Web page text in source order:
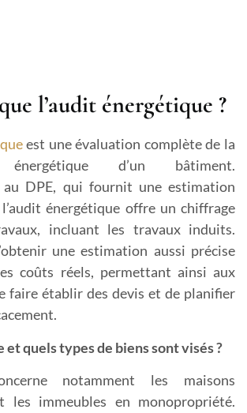
l’audit énergétique ?
est une évaluation complète de la
énergétique d’un bâtiment.
au DPE, qui fournit une estimation
énergétique offre un chiffrage
incluant les travaux induits.
une estimation aussi précise
coûts réels, permettant ainsi aux
faire établir des devis et de planifier
et quels types de biens sont visés ?
notamment les maisons
les immeubles en monopropriété.